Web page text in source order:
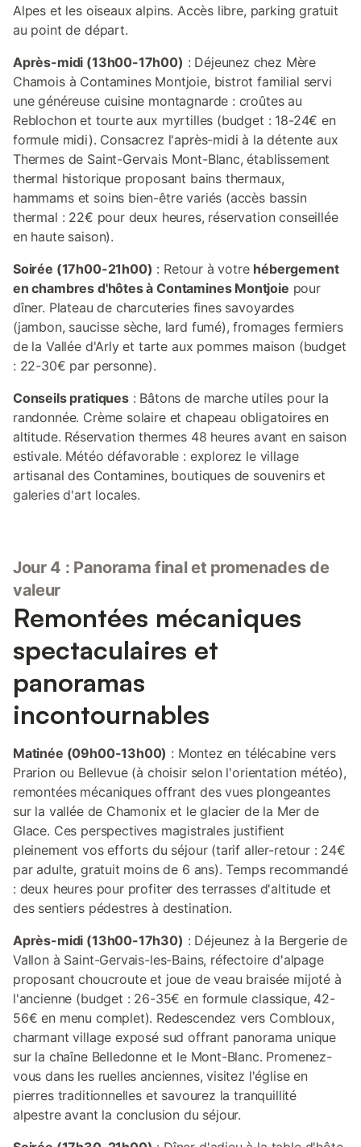
Alpes et les oiseaux alpins. Accès libre, parking gratuit
au point de départ.
Après-midi (13h00-17h00) : Déjeunez chez Mère
Chamois à Contamines Montjoie, bistrot familial servi
une généreuse cuisine montagnarde : croûtes au
Reblochon et tourte aux myrtilles (budget : 18-24€ en
formule midi). Consacrez l'après-midi à la détente aux
Thermes de Saint-Gervais Mont-Blanc, établissement
thermal historique proposant bains thermaux,
hammams et soins bien-être variés (accès bassin
thermal : 22€ pour deux heures, réservation conseillée
en haute saison).
Soirée (17h00-21h00) : Retour à votre hébergement
en chambres d'hôtes à Contamines Montjoie pour
dîner. Plateau de charcuteries fines savoyardes
(jambon, saucisse sèche, lard fumé), fromages fermiers
de la Vallée d'Arly et tarte aux pommes maison (budget
: 22-30€ par personne).
Conseils pratiques: Bâtons de marche utiles pour la
randonnée. Crème solaire et chapeau obligatoires en
altitude. Réservation thermes 48 heures avant en saison
estivale. Météo défavorable : explorez le village
artisanal des Contamines, boutiques de souvenirs et
galeries d'art locales.
Jour 4 : Panorama final et promenades de
valeur
Remontées mécaniques
spectaculaires et
panoramas
incontournables
Matinée (09h00-13h00) : Montez en télécabine vers
Prarion ou Bellevue (à choisir selon l'orientation météo),
remontées mécaniques offrant des vues plongeantes
sur la vallée de Chamonix et le glacier de la Mer de
Glace. Ces perspectives magistrales justifient
pleinement vos efforts du séjour (tarif aller-retour : 24€
par adulte, gratuit moins de 6 ans). Temps recommandé
: deux heures pour profiter des terrasses d'altitude et
des sentiers pédestres à destination.
Après-midi (13h00-17h30) : Déjeunez à la Bergerie de
Vallon à Saint-Gervais-les-Bains, réfectoire d'alpage
proposant choucroute et joue de veau braisée mijoté à
l'ancienne (budget : 26-35€ en formule classique, 42-
56€ en menu complet). Redescendez vers Combloux,
charmant village exposé sud offrant panorama unique
sur la chaîne Belledonne et le Mont-Blanc. Promenez-
vous dans les ruelles anciennes, visitez l'église en
pierres traditionnelles et savourez la tranquillité
alpestre avant la conclusion du séjour.